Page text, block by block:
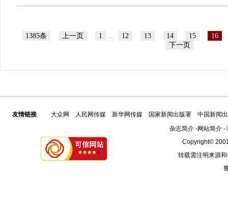
1385条 上一页 1 .. 12 13 14 15
16
下一页
友情链接 大众网 人民网传媒 新华网传媒 国家新闻出版署
中国新闻
杂志简介-网站简介-
Copyright©
转载需注明来源